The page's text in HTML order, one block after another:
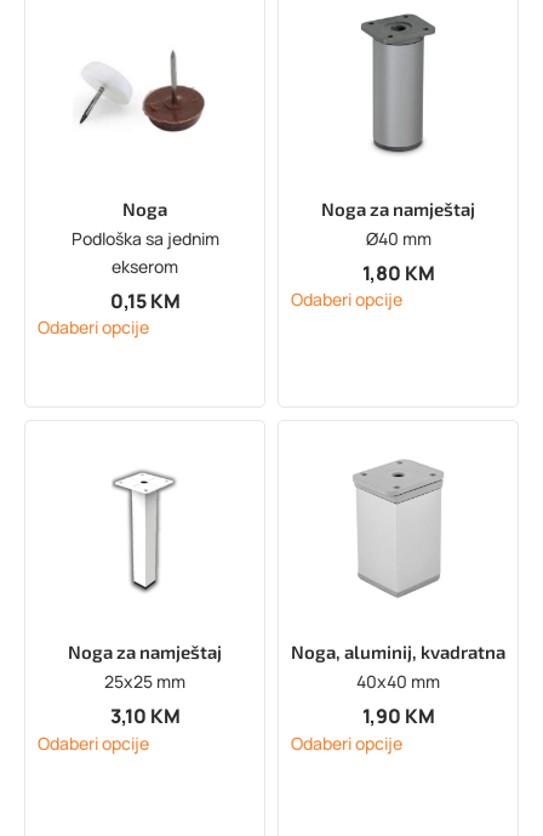
Noga
Podloška sa jednim
ekserom
0,15KM
Odaberi opcije
Noga za namještaj
Ø40 mm
1,80 KM
Odaberi opcije
Noga za namještaj
25x25 mm
3,10 KM
Odaberi opcije
Noga, aluminij, kvadratna
40x40 mm
1,90 KM
Odaberi opcije